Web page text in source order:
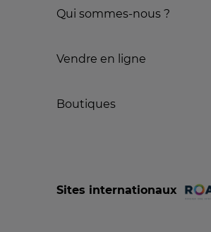
Qui sommes-nous ?
Vendre en ligne
Boutiques
Sites internationaux